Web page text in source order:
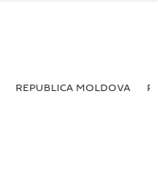
REPUBLICA MOLDOVA